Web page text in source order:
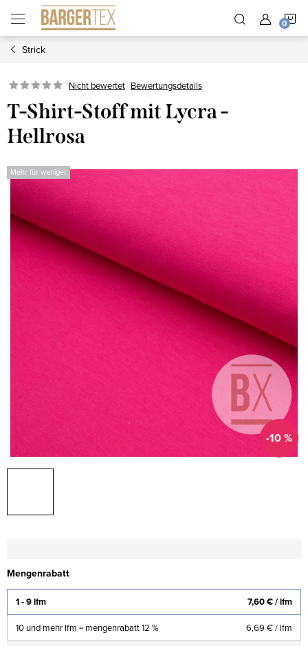
Inhalt
springen
Strick
Nicht bewertet Bewertungsdetails
T-Shirt-Stoff mit Lycra -
Hellrosa
Mehr für weniger
-10 %
Mengenrabatt
1 - 9 lfm 7,60 €/ lfm
10 und mehr lfm = mengenrabatt 12 % 6,69 €/ lfm